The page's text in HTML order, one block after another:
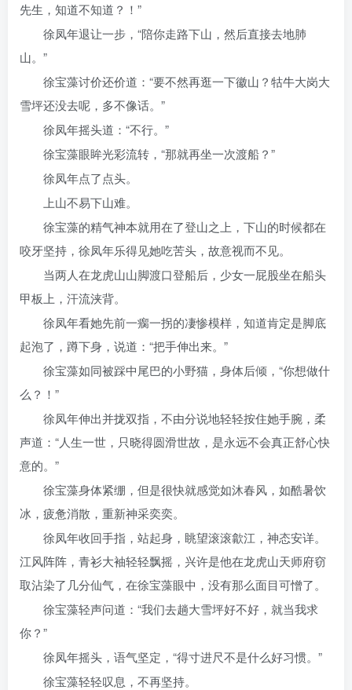
先生，知道不知道？！”
徐凤年退让一步，“陪你走路下山，然后直接去地肺
山。”
徐宝藻讨价还价道：“要不然再逛一下徽山？牯牛大岗大
雪坪还没去呢，多不像话。”
徐凤年摇头道：“不行。”
徐宝藻眼眸光彩流转，“那就再坐一次渡船？”
徐凤年点了点头。
上山不易下山难。
徐宝藻的精气神本就用在了登山之上，下山的时候都在
咬牙坚持，徐凤年乐得见她吃苦头，故意视而不见。
当两人在龙虎山山脚渡口登船后，少女一屁股坐在船头
甲板上，汗流浃背。
徐凤年看她先前一瘸一拐的凄惨模样，知道肯定是脚底
起泡了，蹲下身，说道：“把手伸出来。”
徐宝藻如同被踩中尾巴的小野猫，身体后倾，“你想做什
么？！”
徐凤年伸出并拢双指，不由分说地轻轻按住她手腕，柔
声道：“人生一世，只晓得圆滑世故，是永远不会真正舒心快
意的。”
徐宝藻身体紧绷，但是很快就感觉如沐春风，如酷暑饮
冰，疲惫消散，重新神采奕奕。
徐凤年收回手指，站起身，眺望滚滚歙江，神态安详。
江风阵阵，青衫大袖轻轻飘摇，兴许是他在龙虎山天师府窃
取沾染了几分仙气，在徐宝藻眼中，没有那么面目可憎了。
徐宝藻轻声问道：“我们去趟大雪坪好不好，就当我求
你？”
徐凤年摇头，语气坚定，“得寸进尺不是什么好习惯。”
徐宝藻轻轻叹息，不再坚持。